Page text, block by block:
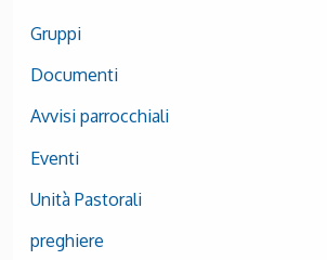
Gruppi
Documenti
Avvisi parrocchiali
Eventi
Unità Pastorali
preghiere